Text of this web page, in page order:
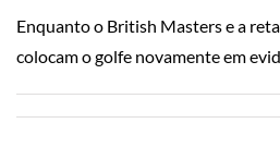
Enquanto o British Masters e a
colocam o golfe novamente em